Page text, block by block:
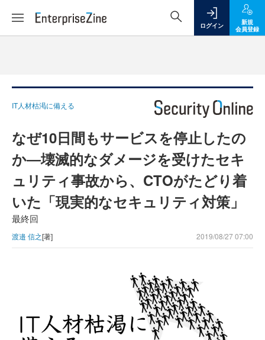
ログイン
新規
会員登録
IT人材枯渇に備える
なぜ10日間もサービスを停止したの
か―壊滅的なダメージを受けたセキ
ュリティ事故から、CTOがたどり着
いた「現実的なセキュリティ対策」
最終回
渡邉 信之[著] 2019/08/27 07:00